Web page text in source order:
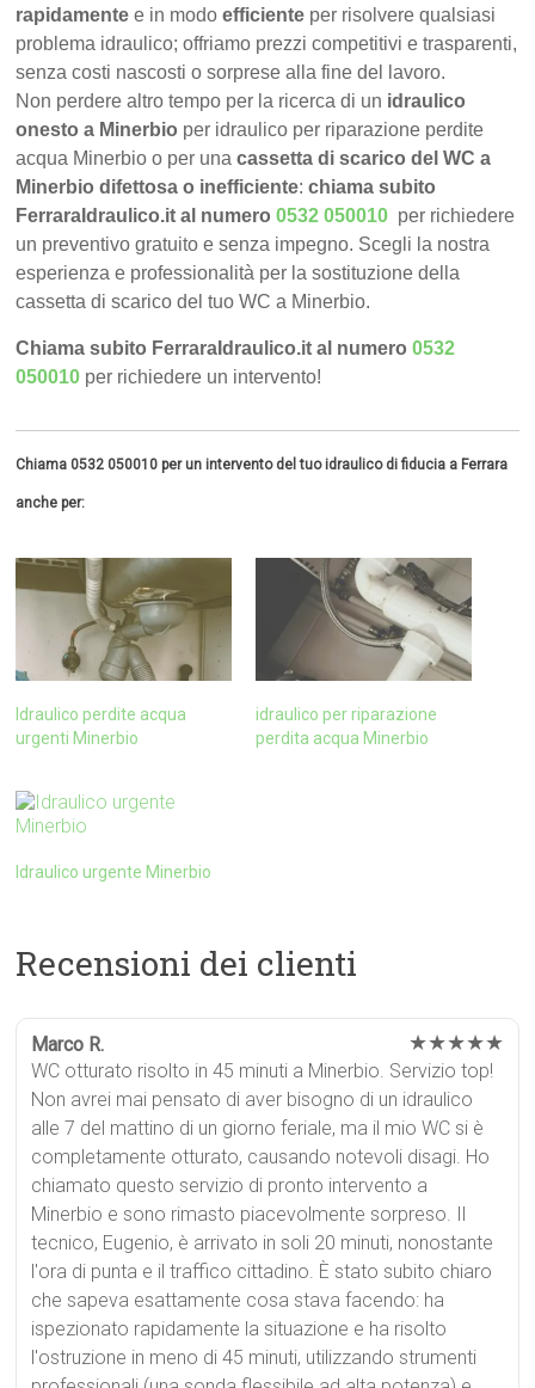
rapidamente e in modoefficiente per risolvere qualsiasi
problema idraulico; offriamo prezzi competitivi e trasparenti,
senza costi nascosti o sorprese alla fine del lavoro.
Non perdere altro tempo per la ricerca di un idraulico
onesto a Minerbio per idraulico per riparazione perdite
acqua Minerbio o per unacassetta di scarico del WC a
Minerbio difettosa o inefficiente:chiama subito
FerraraIdraulico.it al numero0532 050010 per richiedere
un preventivo gratuito e senza impegno. Scegli la nostra
esperienza e professionalità per la sostituzione della
cassetta di scarico del tuo WC a Minerbio.
Chiama subito FerraraIdraulico.it al numero0532
050010 per richiedere un intervento!
Chiama 0532 050010 per un intervento del tuo idraulico di fiducia a Ferrara
anche per:
Idraulico perdite acqua
urgenti Minerbio
idraulico per riparazione
perdita acqua Minerbio
Idraulico urgente Minerbio
Recensioni dei clienti
Marco R. ★★★★★
WC otturato risolto in 45 minuti a Minerbio. Servizio top!
Non avrei mai pensato di aver bisogno di un idraulico
alle 7 del mattino di un giorno feriale, ma il mio WC si è
completamente otturato, causando notevoli disagi. Ho
chiamato questo servizio di pronto intervento a
Minerbio e sono rimasto piacevolmente sorpreso. Il
tecnico, Eugenio, è arrivato in soli 20 minuti, nonostante
l'ora di punta e il traffico cittadino. È stato subito chiaro
che sapeva esattamente cosa stava facendo: ha
ispezionato rapidamente la situazione e ha risolto
l'ostruzione in meno di 45 minuti, utilizzando strumenti